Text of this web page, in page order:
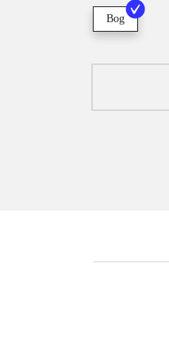
Bog